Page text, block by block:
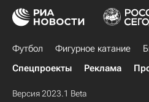
Футбол Фигурное катание
Спецпроекты
Реклама
Версия 2023.1 Beta